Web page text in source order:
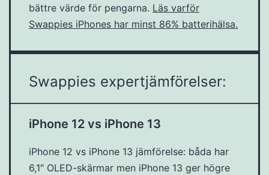
bättre värde för pengarna. Läs varför
Swappies iPhones har minst 86% batterihälsa.
Swappies expertjämförelser:
iPhone 12 vs iPhone 13
iPhone 12 vs iPhone 13 jämförelse: båda har
6,1″ OLED-skärmar men iPhone 13 ger högre